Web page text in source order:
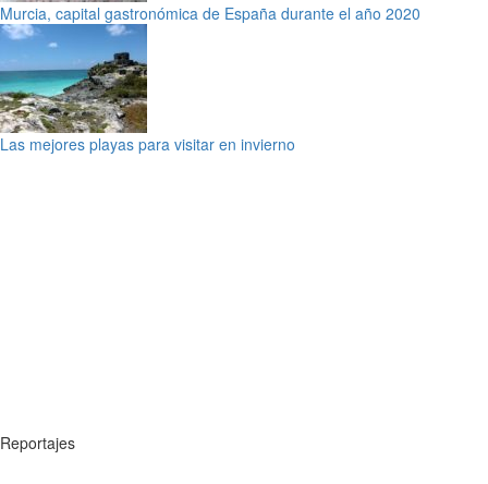
Murcia, capital gastronómica de España durante el año 2020
Las mejores playas para visitar en invierno
Reportajes